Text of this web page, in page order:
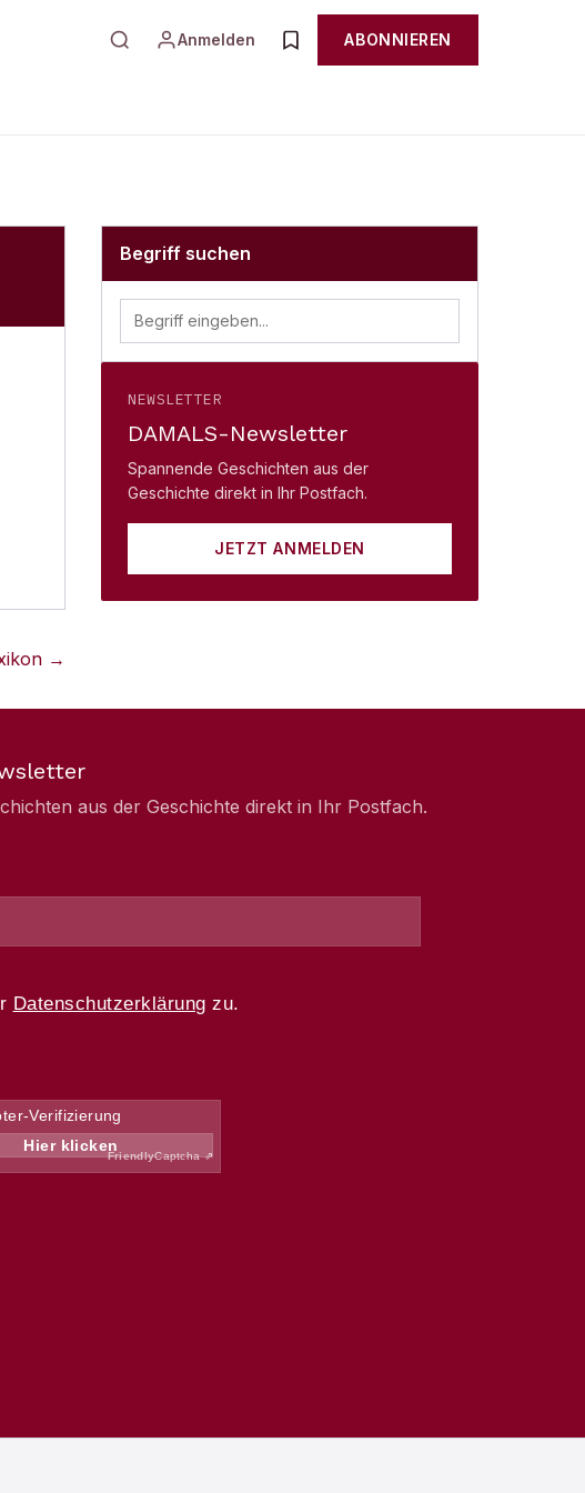
Anmelden ABONNIEREN
→
Begriff suchen
NEWSLETTER
DAMALS-Newsletter
Spannende Geschichten aus der
Geschichte direkt in Ihr Postfach.
JETZT ANMELDEN
aus der Geschichte direkt in Ihr Postfach.